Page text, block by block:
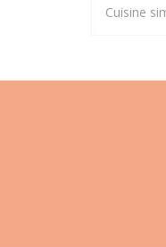
Cuisine